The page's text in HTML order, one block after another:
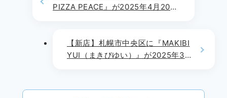
PIZZA PEACE』が2025年4月20日
【新店】札幌市中央区に『MAKIBI
YUI（まきびゆい）』が2025年3月